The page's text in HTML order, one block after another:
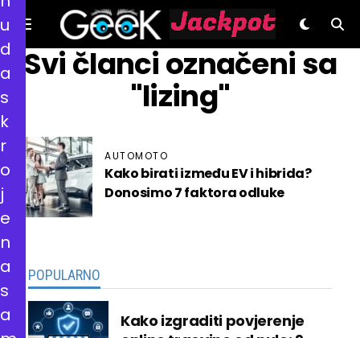
GeeK.hr
Svi članci označeni sa
"lizing"
AUTOMOTO
Kako birati između EV i hibrida?
Donosimo 7 faktora odluke
POPULARNO
Kako izgraditi povjerenje
u
d
a
s
k
r
o
j
e
n
a
s
a